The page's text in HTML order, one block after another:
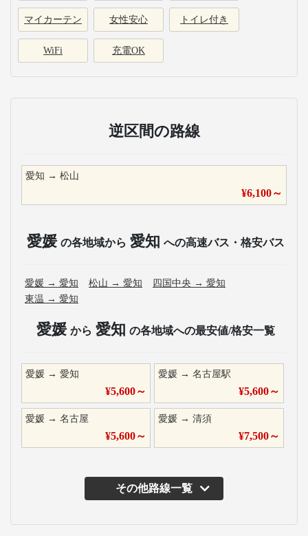
マイカーテン 女性安心 トイレ付き
WiFi 充電OK
逆区間の路線
愛知 → 松山
¥6,100～
愛媛 の各地域から 愛知 への高速バス・格安バス
愛媛 → 愛知 松山 → 愛知 四国中央 → 愛知
東温 → 愛知
愛媛 から 愛知 の各地域への最安値/格安一覧
愛媛 → 愛知
¥5,600～
愛媛 →名古屋駅
¥5,600～
愛媛 → 名古屋
¥5,600～
愛媛 →清須
¥7,500～
その他路線一覧